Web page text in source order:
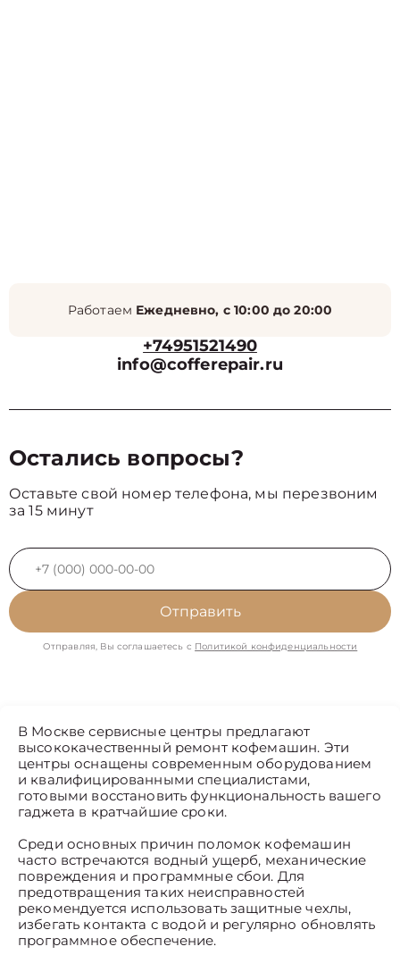
Работаем Ежедневно, с 10:00 до 20:00
+74951521490
info@cofferepair.ru
Остались вопросы?
Оставьте свой номер телефона, мы перезвоним
за 15 минут
Отправить
Отправляя, Вы соглашаетесь с Политикой конфиденциальности
В Москве сервисные центры предлагают
высококачественный ремонт кофемашин. Эти
центры оснащены современным оборудованием
и квалифицированными специалистами,
готовыми восстановить функциональность вашего
гаджета в кратчайшие сроки.
Среди основных причин поломок кофемашин
часто встречаются водный ущерб, механические
повреждения и программные сбои. Для
предотвращения таких неисправностей
рекомендуется использовать защитные чехлы,
избегать контакта с водой и регулярно обновлять
программное обеспечение.